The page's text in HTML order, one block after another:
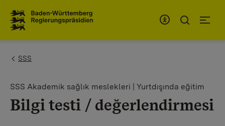
You are here:
SSS
SSS Akademik sağlık meslekleri | Yurtdışında eğitim
Bilgi testi / değerlendirmesi